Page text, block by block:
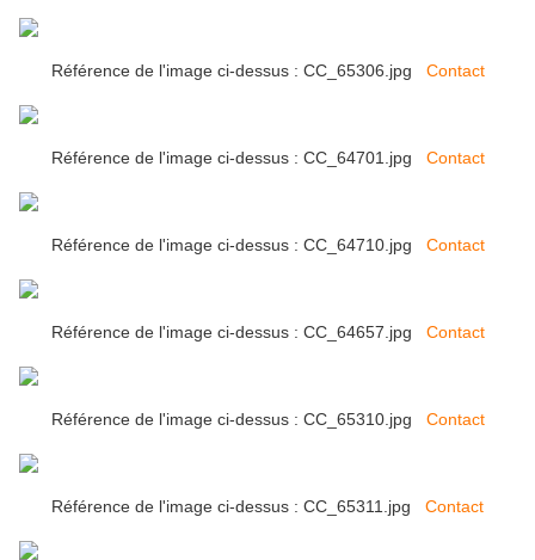
Référence de l'image ci-dessus : CC_65306.jpg Contact
Référence de l'image ci-dessus : CC_64701.jpg Contact
Référence de l'image ci-dessus : CC_64710.jpg Contact
Référence de l'image ci-dessus : CC_64657.jpg Contact
Référence de l'image ci-dessus : CC_65310.jpg Contact
Référence de l'image ci-dessus : CC_65311.jpg Contact